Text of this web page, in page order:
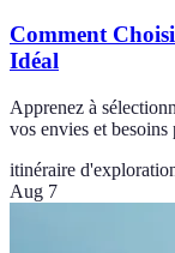
Comment
Idéal
Apprenez à
vos envies et
itinéraire
Aug 7